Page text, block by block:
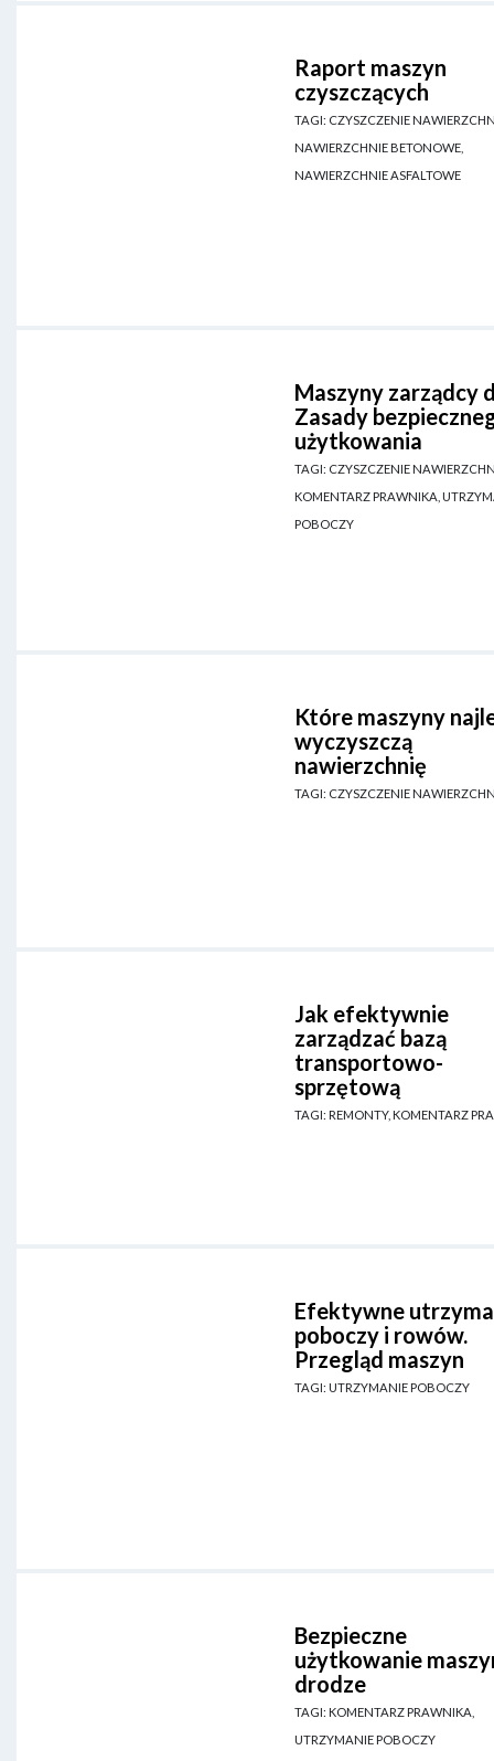
Raport maszyn
czyszczących
TAGI: CZYSZCZENIE
NAWIERZCHNIE BETONOWE,
NAWIERZCHNIE ASFALTOWE
Maszyny zarządcy
Zasady
użytkowania
TAGI: CZYSZCZENIE
KOMENTARZ PRAWNIKA,
POBOCZY
Które maszyny
wyczyszczą
nawierzchnię
TAGI: CZYSZCZENIE
Jak efektywnie
zarządzać bazą
transportowo-
sprzętową
TAGI: REMONTY, KOMENTARZ
Efektywne
poboczy i rowów.
Przegląd maszyn
TAGI: UTRZYMANIE POBOCZY
Bezpieczne
użytkowanie
drodze
TAGI: KOMENTARZ PRAWNIKA,
UTRZYMANIE POBOCZY